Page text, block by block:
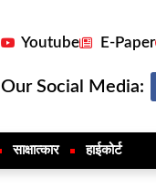
Youtube E-Paper
Our Social Media:
साक्षात्कार हाईकोर्ट